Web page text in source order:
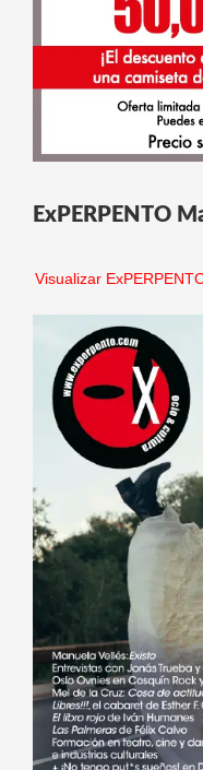
ExPERPENTO
Visualizar